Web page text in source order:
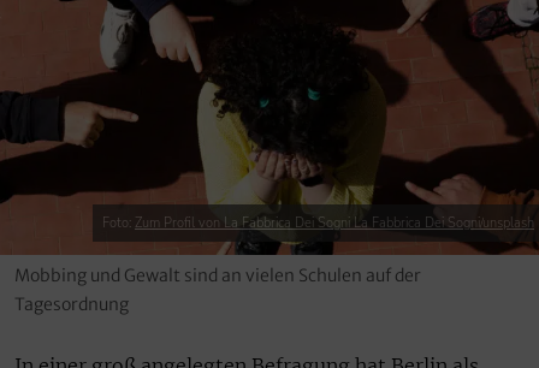
Foto: Zum Profil von La Fabbrica Dei Sogni La Fabbrica Dei Sogni/unsplash
Mobbing und Gewalt sind an vielen Schulen auf der
Tagesordnung